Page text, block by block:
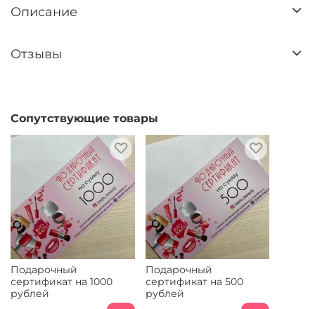
Описание
Отзывы
Сопутствующие товары
Подарочный
сертификат на 1000
рублей
Подарочный
сертификат на 500
рублей